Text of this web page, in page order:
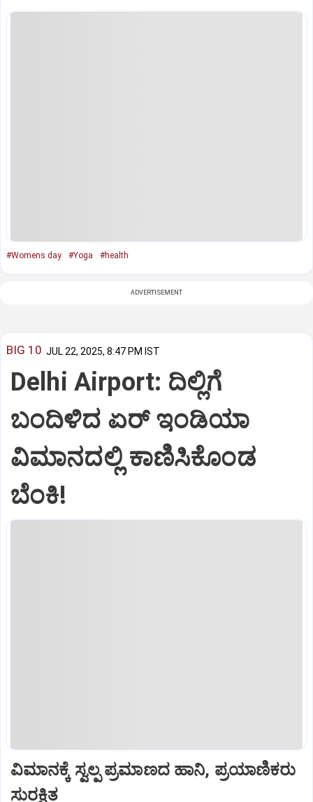
#Womens day #Yoga #health
ADVERTISEMENT
BIG 10 JUL 22, 2025, 8:47 PM IST
Delhi Airport: ದಿಲ್ಲಿಗೆ
ಬಂದಿಳಿದ ಏರ್‌ ಇಂಡಿಯಾ
ವಿಮಾನದಲ್ಲಿ ಕಾಣಿಸಿಕೊಂಡ
ಬೆಂಕಿ!
ವಿಮಾನಕ್ಕೆ ಸ್ವಲ್ಪ ಪ್ರಮಾಣದ ಹಾನಿ, ಪ್ರಯಾಣಿಕರು
ಸುರಕ್ಷಿತ